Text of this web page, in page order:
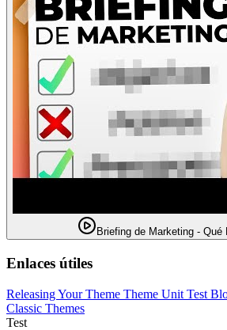
Briefing de Marketing -
Enlaces útiles
Releasing Your Theme Theme Unit Test
Classic Themes
Test